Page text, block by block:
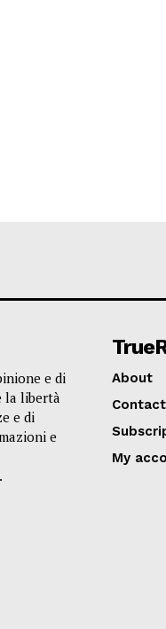
e di
la libertà
e di
e
About
My